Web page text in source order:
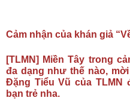
Cảm nhận của khán giả
[TLMN] Miền Tây trong
đa dạng như thế nào,
Đặng Tiểu Vũ của TLMN
bạn trẻ nha.